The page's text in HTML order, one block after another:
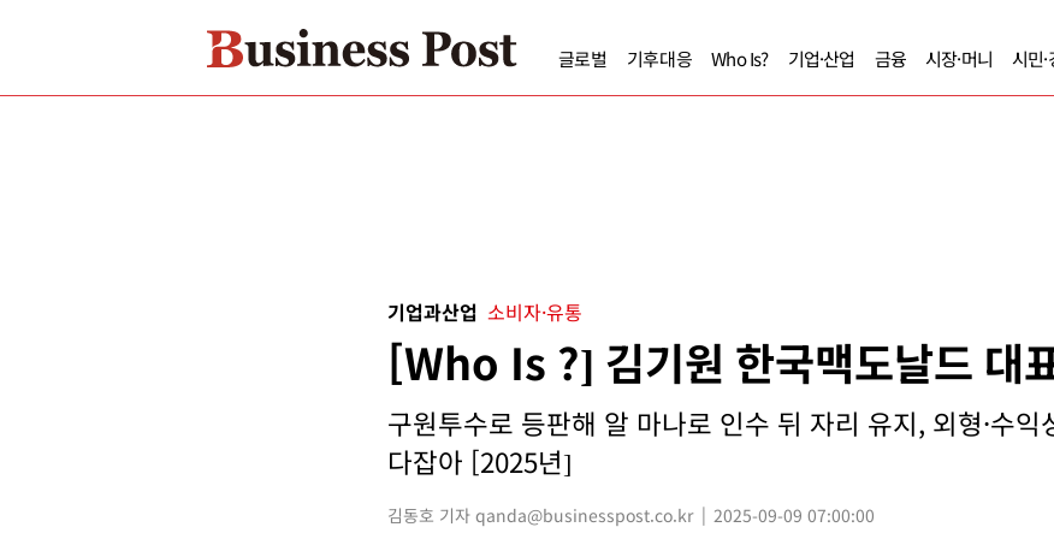
글로벌 기후대응 Who Is? 기업·산업 금융 시장·머니 시민
기업과산업 소비자·유통
[Who Is ?] 김기원 한국맥도날드 대
구원투수로 등판해 알 마나로 인수 뒤 자리 유지, 외형·수익
다잡아 [2025년]
김동호 기자 qanda@businesspost.co.kr 2025-09-09 07:00:00